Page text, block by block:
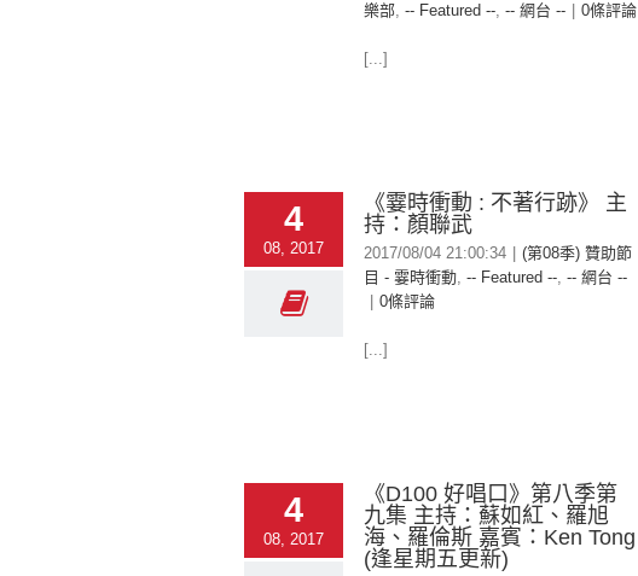
樂部, -- Featured --, -- 網台 -- 0條評論
[...]
4
08, 2017
《霎時衝動 : 不著行跡》 主
持：顏聯武
2017/08/04 21:00:34
(第08季) 贊助節
目 - 霎時衝動, -- Featured --, -- 網台 --
0條評論
[...]
4
08, 2017
《D100 好唱口》第八季第
九集 主持：蘇如紅、羅旭
海、羅倫斯 嘉賓：Ken Tong
(逢星期五更新)